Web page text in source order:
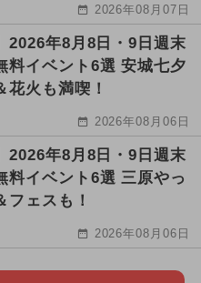
2026年08月07日
2026年8月8日・9日週末
料イベント6選 安城七夕
花火も満喫！
2026年08月06日
2026年8月8日・9日週末
料イベント6選 三原やっ
フェスも！
2026年08月06日